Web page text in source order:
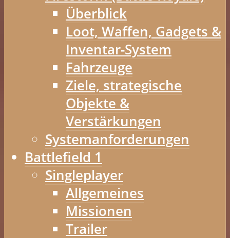
Überblick
Loot, Waffen, Gadgets &
Inventar-System
Fahrzeuge
Ziele, strategische
Objekte &
Verstärkungen
Systemanforderungen
Battlefield 1
Singleplayer
Allgemeines
Missionen
Trailer